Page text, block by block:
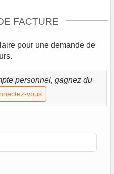
FACTURE
pour une demande de
personnel, gagnez du
vous